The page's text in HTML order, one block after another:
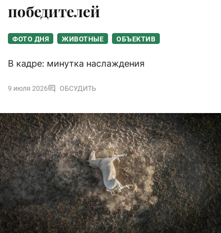
победителей
ФОТО ДНЯ ЖИВОТНЫЕ ОБЪЕКТИВ
В кадре: минутка наслаждения
9 июля 2026 ОБСУДИТЬ